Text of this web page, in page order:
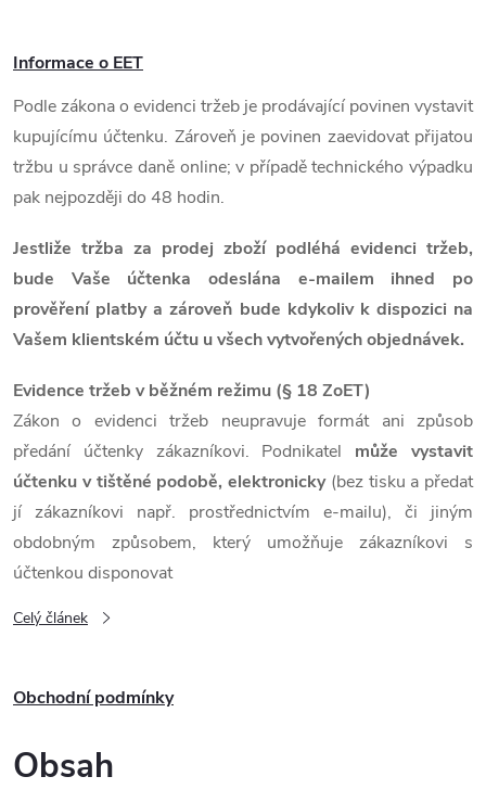
V
ý
p
i
s
č
l
á
n
k
ů
Informace o EET
Podle zákona o evidenci tržeb je prodávající povinen vystavit
kupujícímu účtenku. Zároveň je povinen zaevidovat přijatou
tržbu u správce daně online; v případě technického výpadku
pak nejpozději do 48 hodin.
Jestliže tržba za prodej zboží podléhá evidenci tržeb,
bude Vaše účtenka odeslána e-mailem ihned po
prověření platby a zároveň bude kdykoliv k dispozici na
Vašem klientském účtu u všech vytvořených objednávek.
Evidence tržeb v běžném režimu (§ 18 ZoET)
Zákon o evidenci tržeb neupravuje formát ani způsob
předání účtenky zákazníkovi. Podnikatel může vystavit
účtenku v tištěné podobě, elektronicky(bez tisku a předat
jí zákazníkovi např. prostřednictvím e-mailu), či jiným
obdobným způsobem, který umožňuje zákazníkovi s
účtenkou disponovat
Celý článek
Obchodní podmínky
Obsah